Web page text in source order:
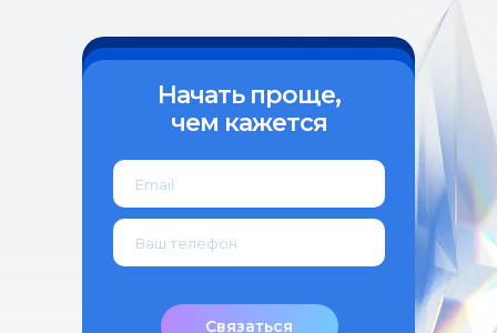
Начать проще,
чем кажется
Связаться
Записаться
podzorova@samsmu.ru